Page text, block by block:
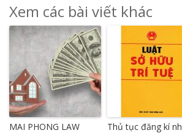
Xem các bài viết khác
MAI PHONG LAW
Thủ tục đăng kí